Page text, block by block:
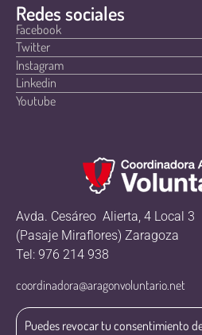
Redes sociales
Facebook
Twitter
Instagram
Linkedin
Youtube
Avda. Cesáreo Alierta, 4 Local 3
(Pasaje Miraflores) Zaragoza
Tel: 976 214 938
coordinadora@aragonvoluntario.net
Puedes revocar tu consentimiento